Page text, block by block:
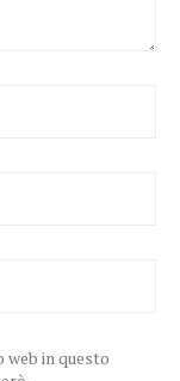
web in questo